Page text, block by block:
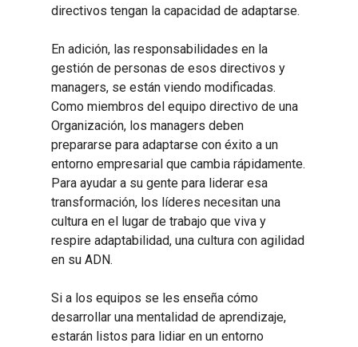
directivos tengan la capacidad de adaptarse.
En adición, las responsabilidades en la
gestión de personas de esos directivos y
managers, se están viendo modificadas.
Como miembros del equipo directivo de una
Organización, los managers deben
prepararse para adaptarse con éxito a un
entorno empresarial que cambia rápidamente.
Para ayudar a su gente para liderar esa
transformación, los líderes necesitan una
cultura en el lugar de trabajo que viva y
respire adaptabilidad, una cultura con agilidad
en su ADN.
Si a los equipos se les enseña cómo
desarrollar una mentalidad de aprendizaje,
estarán listos para lidiar en un entorno